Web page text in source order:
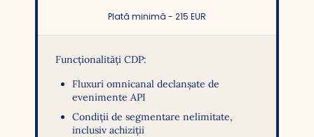
Plată minimă - 215 EUR
Funcționalități CDP:
Fluxuri omnicanal declanșate de
evenimente API
Condiții de segmentare nelimitate,
inclusiv achiziții